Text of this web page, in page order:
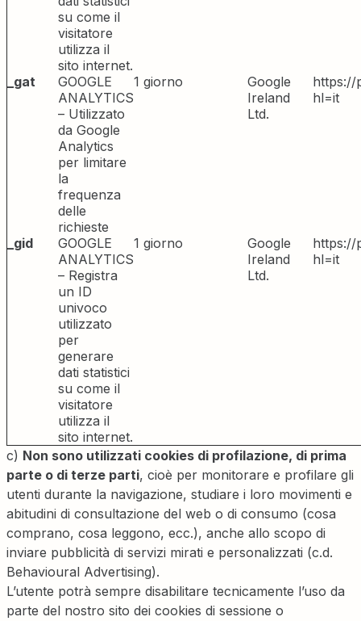
su come il
visitatore
utilizza il
sito internet.
_gat
GOOGLE
ANALYTICS
– Utilizzato
da Google
Analytics
per limitare
la
frequenza
delle
richieste
1 giorno
Google
Ireland
Ltd.
https://
hl=it
_gid
GOOGLE
ANALYTICS
– Registra
un ID
univoco
utilizzato
per
generare
dati statistici
su come il
visitatore
utilizza il
sito internet.
1 giorno
Google
Ireland
Ltd.
https://
hl=it
c) Non sono utilizzati cookies di profilazione, di prima
parte o di terze parti, cioè per monitorare e profilare gli
utenti durante la navigazione, studiare i loro movimenti e
abitudini di consultazione del web o di consumo (cosa
comprano, cosa leggono, ecc.), anche allo scopo di
inviare pubblicità di servizi mirati e personalizzati (c.d.
Behavioural Advertising).
L’utente potrà sempre disabilitare tecnicamente l’uso da
parte del nostro sito dei cookies di sessione o